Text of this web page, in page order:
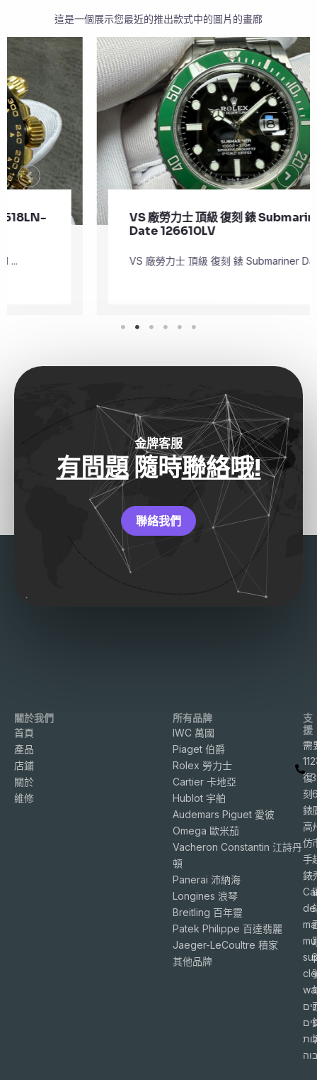
這是一個展示您最近的推出款式中的圖片的畫廊
VS 廠勞力士 頂級 復刻 錶 Submariner
Date 126610LV
VS 廠勞力士 頂級 復刻 錶 Submariner Dat ...
金牌客服
有問題隨時聯絡哦!
聯絡我們
關於我們
首頁
產品
店鋪
關於
維修
所有品牌
IWC 萬國
Piaget 伯爵
Rolex 勞力士
Cartier 卡地亞
Hublot 宇舶
Audemars Piguet 愛彼
Omega 歐米茄
Vacheron Constantin 江詩丹
頓
Panerai 沛納海
Longines 浪琴
Breitling 百年靈
Patek Philippe 百達翡麗
Jaeger-LeCoultre 積家
其他品牌
支
援
需
復
刻
錶
高
仿
手
錶
de